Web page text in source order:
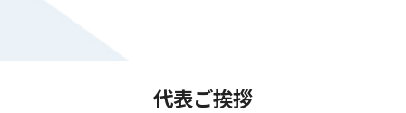
代表ご挨拶